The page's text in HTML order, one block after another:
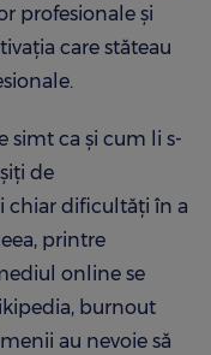
profesionale și
care stăteau
simt ca și cum li s-
de
chiar dificultăți în a
printre
online se
burnout
au nevoie să